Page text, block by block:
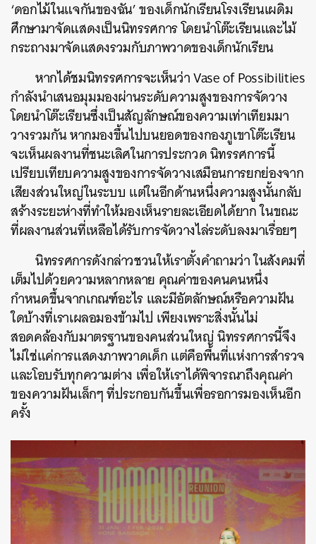
‘ดอกไม้ในแจกันของฉัน’ ของเด็กนักเรียนโรงเรียนเผดิม
ศึกษามาจัดแสดงเป็นนิทรรศการ โดยนำโต๊ะเรียนและไม้
กระถางมาจัดแสดงรวมกับภาพวาดของเด็กนักเรียน
หากได้ชมนิทรรศการจะเห็นว่า Vase of Possibilities
กำลังนำเสนอมุมมองผ่านระดับความสูงของการจัดวาง
โดยนำโต๊ะเรียนซึ่งเป็นสัญลักษณ์ของความเท่าเทียมมา
วางรวมกัน หากมองขึ้นไปบนยอดของกองภูเขาโต๊ะเรียน
จะเห็นผลงานที่ชนะเลิศในการประกวด นิทรรศการนี้
เปรียบเทียบความสูงของการจัดวางเสมือนการยกย่องจาก
เสียงส่วนใหญ่ในระบบ แต่ในอีกด้านหนึ่งความสูงนั้นกลับ
สร้างระยะห่างที่ทำให้มองเห็นรายละเอียดได้ยาก ในขณะ
ที่ผลงานส่วนที่เหลือได้รับการจัดวางไล่ระดับลงมาเรื่อยๆ
นิทรรศการดังกล่าวชวนให้เราตั้งคำถามว่า ในสังคมที่
เต็มไปด้วยความหลากหลาย คุณค่าของคนคนหนึ่ง
กำหนดขึ้นจากเกณฑ์อะไร และมีอัตลักษณ์หรือความฝัน
ใดบ้างที่เราเผลอมองข้ามไป เพียงเพราะสิ่งนั้นไม่
สอดคล้องกับมาตรฐานของคนส่วนใหญ่ นิทรรศการนี้จึง
ไม่ใช่แค่การแสดงภาพวาดเด็ก แต่คือพื้นที่แห่งการสำรวจ
และโอบรับทุกความต่าง เพื่อให้เราได้พิจารณาถึงคุณค่า
ของความฝันเล็กๆ ที่ประกอบกันขึ้นเพื่อรอการมองเห็นอีก
ครั้ง